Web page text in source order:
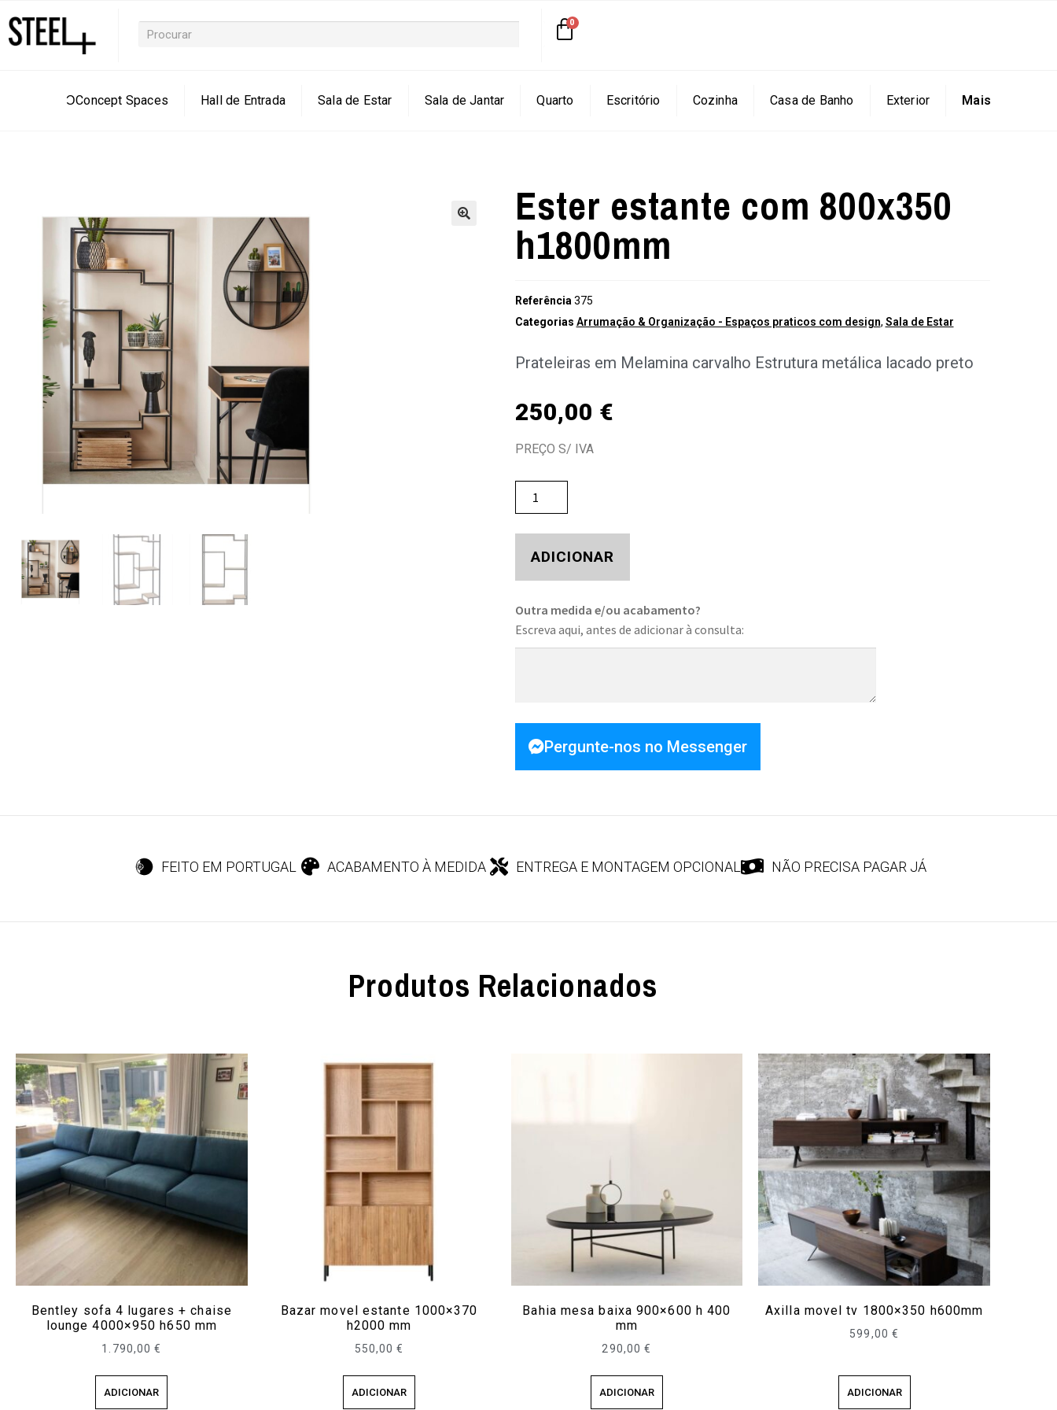
ƆConcept Spaces Hall de Entrada Sala de Estar Sala de Jantar Quarto Escritório Cozinha Casa de Banho Exterior Mais
Ester estante com 800x350
h1800mm
Referência375
Categorias Arrumação & Organização - Espaços praticos com design, Sala de Estar
Prateleiras em Melamina carvalho Estrutura metálica lacado preto
250,00 €
PREÇO S/ IVA
ADICIONAR
Outra medida e/ou acabamento?
Escreva aqui, antes de adicionar à consulta:
Pergunte-nos no Messenger
FEITO EM PORTUGAL ACABAMENTO À MEDIDA ENTREGA E MONTAGEM OPCIONAL NÃO PRECISA PAGAR JÁ
Produtos Relacionados
Bentley sofa 4 lugares + chaise
lounge 4000×950 h650 mm
1.790,00€
ADICIONAR
Bazar movel estante 1000×370
h2000 mm
550,00€
ADICIONAR
Bahia mesa baixa 900×600 h 400
mm
290,00€
ADICIONAR
Axilla movel tv 1800×350 h600mm
599,00 €
ADICIONAR